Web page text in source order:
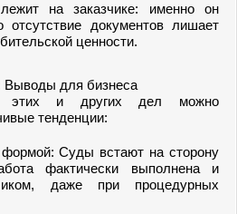
на заказчике: именно он
отсутствие документов лишает
ценности.
Выводы для бизнеса
этих и других дел можно
тенденции:
Суды встают на сторону
фактически выполнена и
даже при процедурных